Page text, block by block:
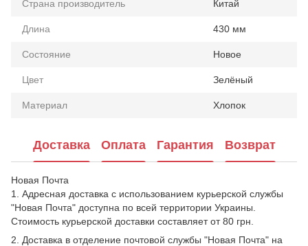
Страна производитель Китай
Длина 430 мм
Состояние Новое
Цвет Зелёный
Материал Хлопок
Доставка Оплата Гарантия Возврат
Новая Почта
1. Адресная доставка с использованием курьерской службы
"Новая Почта" доступна по всей территории Украины.
Стоимость курьерской доставки составляет от 80 грн.
2. Доставка в отделение почтовой службы "Новая Почта" на